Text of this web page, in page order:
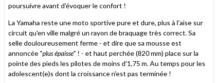
poursuivre avant d'évoquer le confort !
La Yamaha reste une moto sportive pure et dure, plus à l'aise sur
circuit qu'en ville malgré un rayon de braquage très correct. Sa
selle douloureusement ferme - et dire que sa mousse est
annoncée "plus épaisse" ! - et haut perchée (820 mm) place sur la
pointe des pieds les pilotes de moins d'1,75 m. Au temps pour les
adolescent(e)s dont la croissance n'est pas terminée !